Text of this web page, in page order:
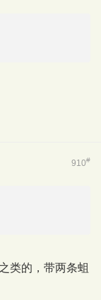
910#
类的，带两条蛆